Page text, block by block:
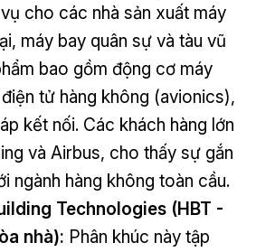
cho các nhà sản xuất máy
máy bay quân sự và tàu vũ
bao gồm động cơ máy
tử hàng không (avionics),
kết nối. Các khách hàng lớn
và Airbus, cho thấy sự gắn
ngành hàng không toàn cầu.
Technologies (HBT -
nhà): Phân khúc này tập